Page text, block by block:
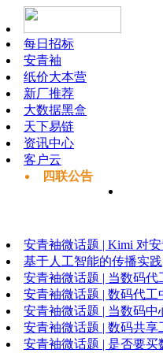
每日招标
安青袖
纸价大本营
新厂推荐
大数据黑盒
天下易链
资讯中心
客户云
四联公告
安青袖微话题 | Kimi 对
基于人工智能的传播实践
安青袖微话题 | 当数码代
安青袖微话题 | 数码代工
安青袖微话题 | 当数码中
安青袖微话题 | 数码共享
安青袖微话题 | 是否要